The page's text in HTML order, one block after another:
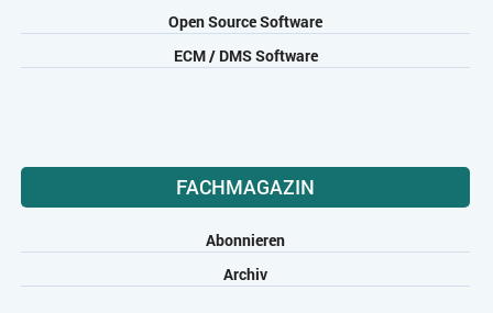
Open Source Software
ECM / DMS Software
FACHMAGAZIN
Abonnieren
Archiv